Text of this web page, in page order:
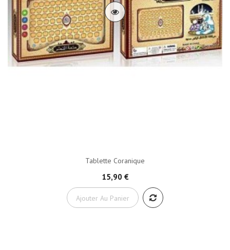
Tablette Coranique
15,90 €
Ajouter Au Panier